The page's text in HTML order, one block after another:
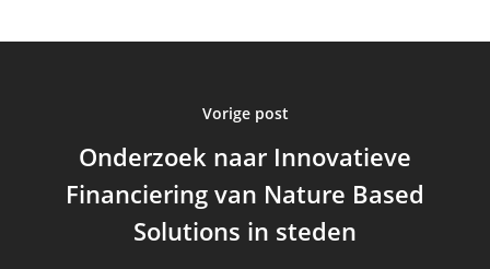
Vorige post
Onderzoek naar Innovatieve
Financiering van Nature Based
Solutions in steden